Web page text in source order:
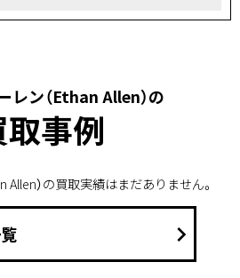
レン（Ethan Allen）の
取事例
Allen）の買取実績はまだありません。
keyboard_arrow_right